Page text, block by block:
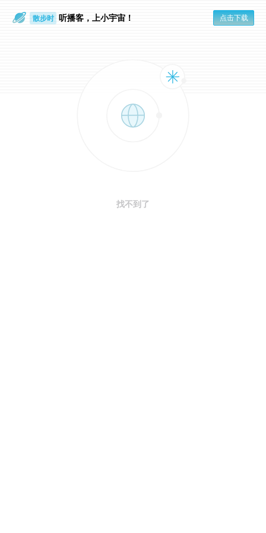
散步时 听播客，上小宇宙！ 点击下载
找不到了